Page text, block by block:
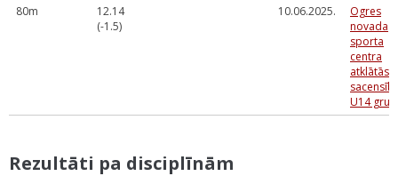
80m
12.14
(-1.5)
10.06.2025.
Ogres
novada
sporta
centra
atklātās
U14
Rezultāti pa disciplīnām